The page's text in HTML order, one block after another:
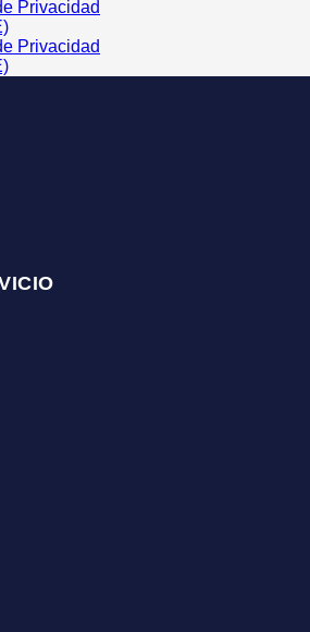
Privacidad
Privacidad